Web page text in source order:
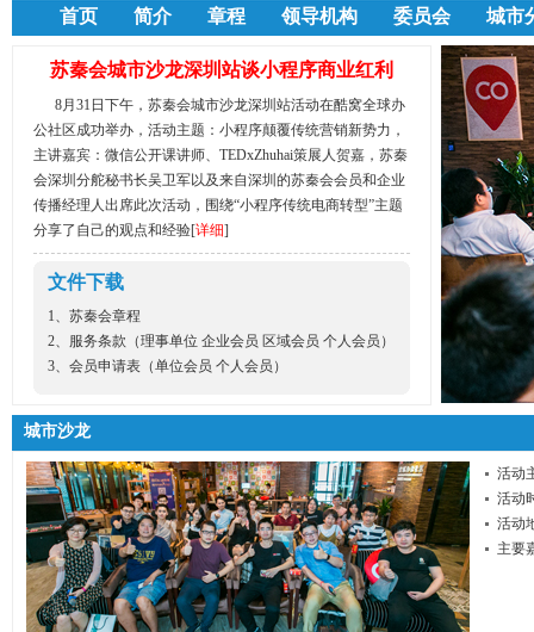
首页 简介 章程 领导机构 委员会 城市
苏秦会城市沙龙深圳站谈小程序商业红利
8月31日下午，苏秦会城市沙龙深圳站活动在酷窝全球办
公社区成功举办，活动主题：小程序颠覆传统营销新势力，
主讲嘉宾：微信公开课讲师、TEDxZhuhai策展人贺嘉，苏秦
会深圳分舵秘书长吴卫军以及来自深圳的苏秦会会员和企业
传播经理人出席此次活动，围绕“小程序传统电商转型”主题
分享了自己的观点和经验[详细]
文件下载
1、 苏秦会章程
2、服务条款（理事单位 企业会员 区域会员 个人会员 ）
3、会员申请表（单位会员 个人会员 ）
城市沙龙
活动
活动
活动
主要